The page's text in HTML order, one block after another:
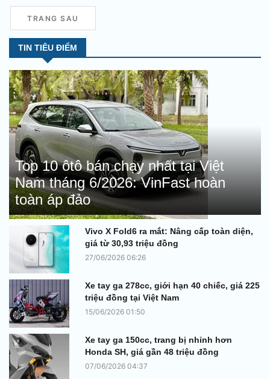
TRANG SAU
TIN TIÊU ĐIỂM
Top 10 ôtô bán chạy nhất tại Việt
Nam tháng 6/2026: VinFast hoàn
toàn áp đảo
Vivo X Fold6 ra mắt: Nâng cấp toàn diện,
giá từ 30,93 triệu đồng
27/06/2026 06:26
Xe tay ga 278cc, giới hạn 40 chiếc, giá 225
triệu đồng tại Việt Nam
15/06/2026 01:50
Xe tay ga 150cc, trang bị nhỉnh hơn
Honda SH, giá gần 48 triệu đồng
07/06/2026 04:37